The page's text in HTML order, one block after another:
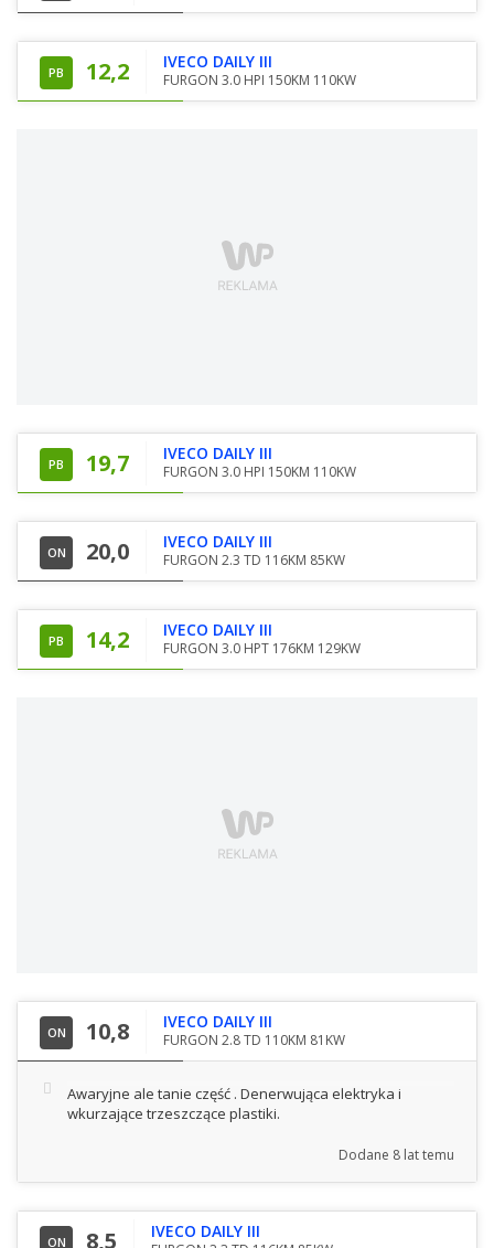
PB 12,2 IVECO DAILY III
FURGON 3.0 HPI 150KM 110KW
PB 19,7 IVECO DAILY III
FURGON 3.0 HPI 150KM 110KW
ON 20,0 IVECO DAILY III
FURGON 2.3 TD 116KM 85KW
PB 14,2 IVECO DAILY III
FURGON 3.0 HPT 176KM 129KW
ON 10,8 IVECO DAILY III
FURGON 2.8 TD 110KM 81KW
Awaryjne ale tanie część . Denerwująca elektryka i
wkurzające trzeszczące plastiki.
Dodane 8 lat temu
ON 8,5 IVECO DAILY III